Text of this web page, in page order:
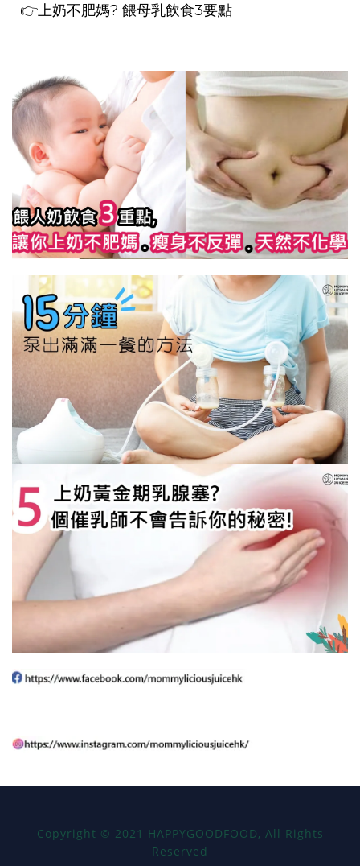
👉上奶不肥媽? 餵母乳飲食3要點
Copyright © 2021 HAPPYGOODFOOD, All Rights
Reserved